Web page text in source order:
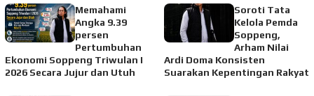
Memahami
Angka 9.39
persen
Pertumbuhan
Ekonomi Soppeng Triwulan I
2026 Secara Jujur dan Utuh
Soroti Tata
Kelola Pemda
Soppeng,
Arham Nilai
Ardi Doma Konsisten
Suarakan Kepentingan Rakyat